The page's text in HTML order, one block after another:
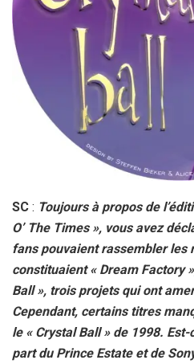
SC : Toujours à propos de
O’ The Times », vous avez
fans pouvaient rassembler les
constituaient « Dream Factory
Ball », trois projets qui ont
Cependant, certains titres
le « Crystal Ball » de 1998.
part du Prince Estate et de